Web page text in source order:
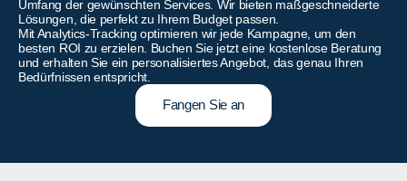
Umfang der gewünschten Services. Wir bieten maßgeschneiderte
Lösungen, die perfekt zu Ihrem Budget passen.
Mit Analytics-Tracking optimieren wir jede Kampagne, um den
besten ROI zu erzielen. Buchen Sie jetzt eine kostenlose Beratung
und erhalten Sie ein personalisiertes Angebot, das genau Ihren
Bedürfnissen entspricht.
Fangen Sie an